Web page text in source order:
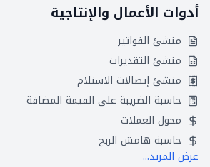
أدوات الأعمال والإنتاجية
منشئ الفواتير
منشئ التقديرات
منشئ إيصالات الاستلام
حاسبة الضريبة على القيمة المضافة
محول العملات
حاسبة هامش الربح
عرض المزيد...